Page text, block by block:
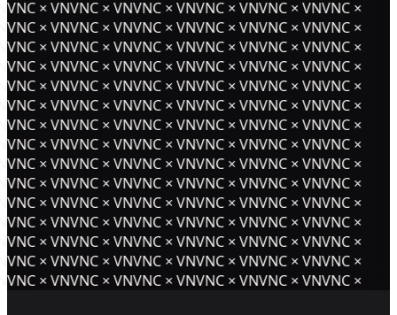
× VNVNC × VNVNC × VNVNC × VNVNC × VNVNC ×
× VNVNC × VNVNC × VNVNC × VNVNC × VNVNC ×
× VNVNC × VNVNC × VNVNC × VNVNC × VNVNC ×
× VNVNC × VNVNC × VNVNC × VNVNC × VNVNC ×
× VNVNC × VNVNC × VNVNC × VNVNC × VNVNC ×
× VNVNC × VNVNC × VNVNC × VNVNC × VNVNC ×
× VNVNC × VNVNC × VNVNC × VNVNC × VNVNC ×
× VNVNC × VNVNC × VNVNC × VNVNC × VNVNC ×
× VNVNC × VNVNC × VNVNC × VNVNC × VNVNC ×
× VNVNC × VNVNC × VNVNC × VNVNC × VNVNC ×
× VNVNC × VNVNC × VNVNC × VNVNC × VNVNC ×
× VNVNC × VNVNC × VNVNC × VNVNC × VNVNC ×
× VNVNC × VNVNC × VNVNC × VNVNC × VNVNC ×
× VNVNC × VNVNC × VNVNC × VNVNC × VNVNC ×
× VNVNC × VNVNC × VNVNC × VNVNC × VNVNC ×